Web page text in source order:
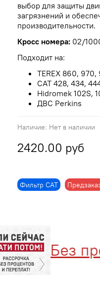
Наличие: Нет в наличии
Фильтр CAT
2420.00 руб
выбор для защиты
загрязнений и
производительности.
Кросс номера: 02/
Подходит на:
TEREX 860, 970,
CAT 428, 434,
Hidromek 102S,
ДВС Perkins
Без